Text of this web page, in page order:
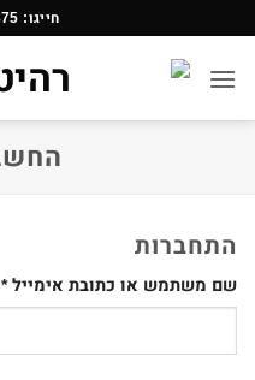
content
חייגו: 09-7655875
התחברות
שם משתמש או כתובת אימייל*